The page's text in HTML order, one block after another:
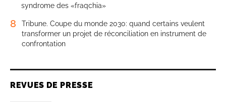
syndrome des «fraqchia»
8
Tribune. Coupe du monde 2030: quand certains veulent
transformer un projet de réconciliation en instrument de
confrontation
REVUES DE PRESSE